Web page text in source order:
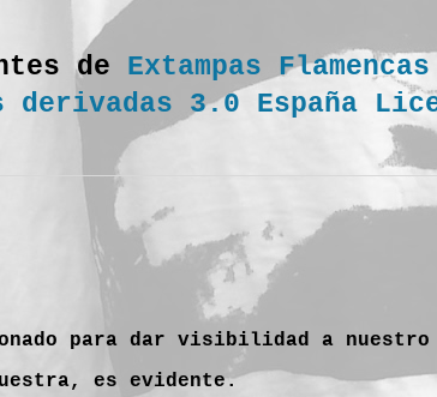
de Extampas Flamencas
derivadas 3.0 España
para dar visibilidad a nuestro
es evidente.